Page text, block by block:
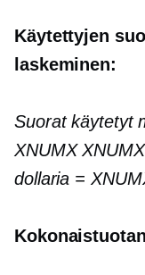
Käytettyjen
laskeminen:
Suorat käytetyt
XNUMX
dollaria =